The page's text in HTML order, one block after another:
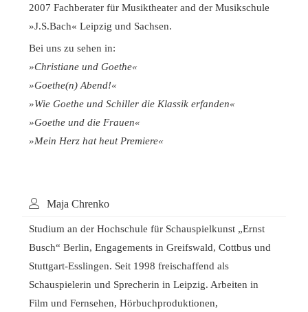
2007 Fachberater für Musiktheater and der Musikschule
»J.S.Bach« Leipzig und Sachsen.
Bei uns zu sehen in:
»Christiane und Goethe«
»Goethe(n) Abend!«
»Wie Goethe und Schiller die Klassik erfanden«
»Goethe und die Frauen«
»Mein Herz hat heut Premiere«
Maja Chrenko
Studium an der Hochschule für Schauspielkunst „Ernst
Busch“ Berlin, Engagements in Greifswald, Cottbus und
Stuttgart-Esslingen. Seit 1998 freischaffend als
Schauspielerin und Sprecherin in Leipzig. Arbeiten in
Film und Fernsehen, Hörbuchproduktionen,